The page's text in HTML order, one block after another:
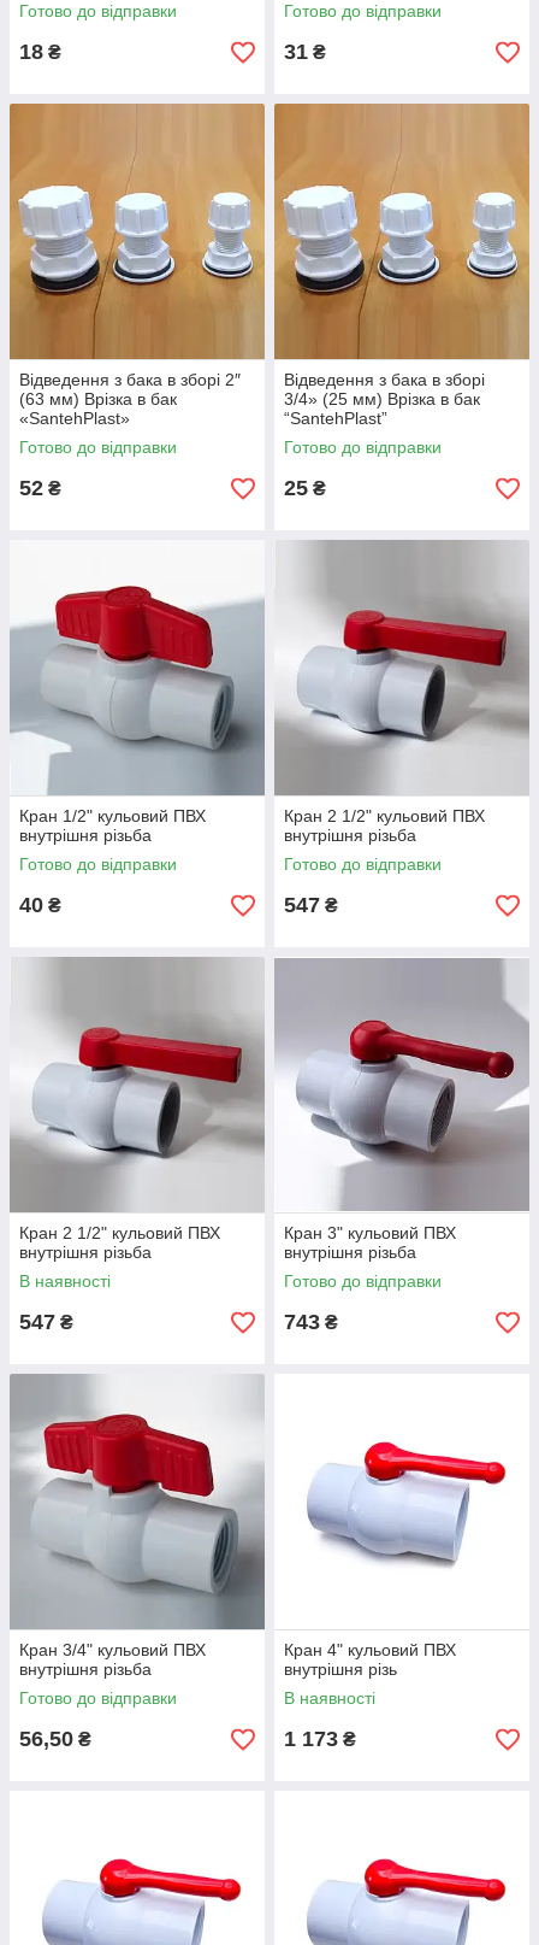
Готово до відправки
18 ₴
Готово до відправки
31 ₴
Відведення з бака в зборі 2″
(63 мм) Врізка в бак
«SantehPlast»
Готово до відправки
52 ₴
Відведення з бака в зборі
3/4» (25 мм) Врізка в бак
“SantehPlast”
Готово до відправки
25 ₴
Кран 1/2" кульовий ПВХ
внутрішня різьба
Готово до відправки
40 ₴
Кран 2 1/2" кульовий ПВХ
внутрішня різьба
Готово до відправки
547 ₴
Кран 2 1/2" кульовий ПВХ
внутрішня різьба
В наявності
547 ₴
Кран 3" кульовий ПВХ
внутрішня різьба
Готово до відправки
743 ₴
Кран 3/4" кульовий ПВХ
внутрішня різьба
Готово до відправки
56,50 ₴
Кран 4" кульовий ПВХ
внутрішня різь
В наявності
1 173 ₴